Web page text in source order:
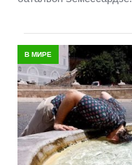
В МИРЕ